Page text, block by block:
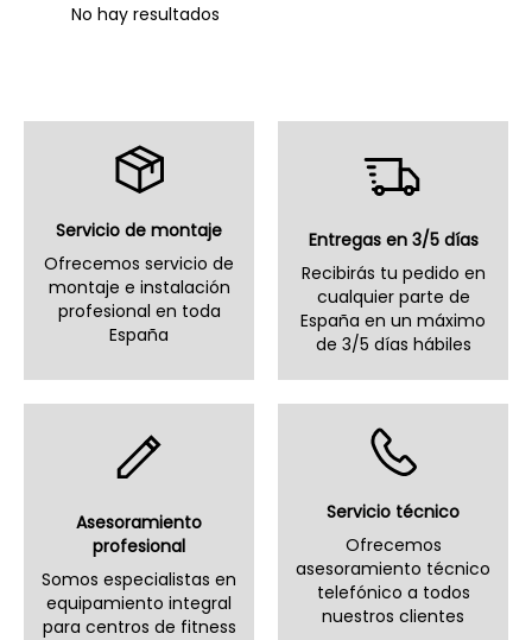
No hay resultados
Servicio de montaje
Ofrecemos servicio de
montaje e instalación
profesional en toda
España
Entregas en 3/5 días
Recibirás tu pedido en
cualquier parte de
España en un máximo
de 3/5 días hábiles
Asesoramiento
profesional
Somos especialistas en
equipamiento integral
para centros de fitness
Servicio técnico
Ofrecemos
asesoramiento técnico
telefónico a todos
nuestros clientes